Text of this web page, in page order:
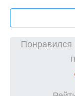
Понравился